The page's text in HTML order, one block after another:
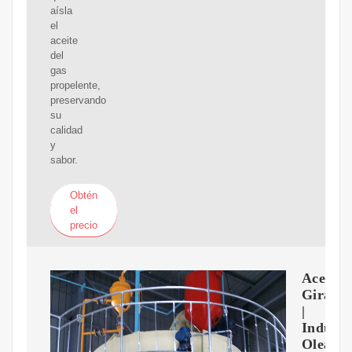
aísla
el
aceite
del
gas
propelente,
preservando
su
calidad
y
sabor.
Obtén
el
precio
Aceite
Girasol
|